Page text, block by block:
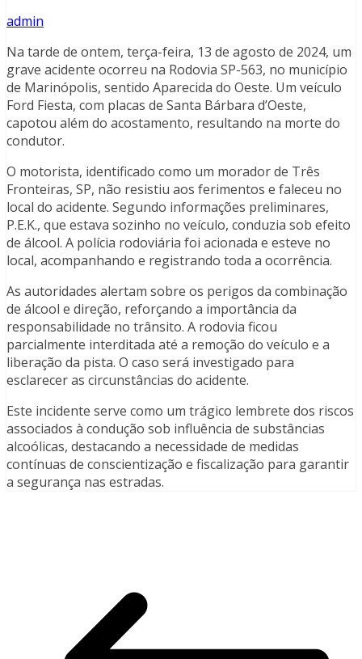
admin
Na tarde de ontem, terça-feira, 13 de agosto de 2024, um
grave acidente ocorreu na Rodovia SP-563, no município
de Marinópolis, sentido Aparecida do Oeste. Um veículo
Ford Fiesta, com placas de Santa Bárbara d’Oeste,
capotou além do acostamento, resultando na morte do
condutor.
O motorista, identificado como um morador de Três
Fronteiras, SP, não resistiu aos ferimentos e faleceu no
local do acidente. Segundo informações preliminares,
P.E.K., que estava sozinho no veículo, conduzia sob efeito
de álcool. A polícia rodoviária foi acionada e esteve no
local, acompanhando e registrando toda a ocorrência.
As autoridades alertam sobre os perigos da combinação
de álcool e direção, reforçando a importância da
responsabilidade no trânsito. A rodovia ficou
parcialmente interditada até a remoção do veículo e a
liberação da pista. O caso será investigado para
esclarecer as circunstâncias do acidente.
Este incidente serve como um trágico lembrete dos riscos
associados à condução sob influência de substâncias
alcoólicas, destacando a necessidade de medidas
contínuas de conscientização e fiscalização para garantir
a segurança nas estradas.